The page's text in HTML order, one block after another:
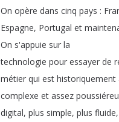
On opère dans cinq pays :
Espagne, Portugal et
On s'appuie sur la
technologie pour essayer de
métier qui est historiquement
complexe et assez
digital, plus simple, plus fluide,